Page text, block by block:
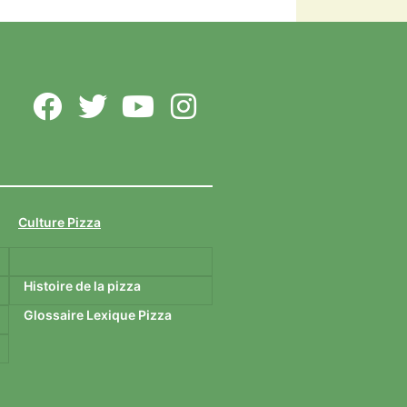
Vide depuis de nombreux
le complexe... Lire Plus
dans l’ancien Foot 3 indoor
meilleure-pizza.com
Culture Pizza
Histoire de la pizza
Glossaire Lexique Pizza